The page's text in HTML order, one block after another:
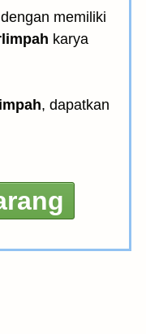
memiliki
karya
, dapatkan